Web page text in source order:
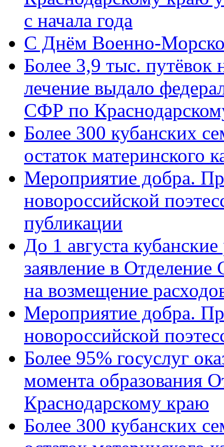
с начала года
C Днём Военно-
Более 3,9 тыс. путёвок
лечение выдало
СФР по
Более 300 кубанских
остаток материнского
Мероприятие добра.
новороссийской
публикации
До 1 августа
заявление в
на возмещение
Мероприятие добра.
новороссийской
Более 95% госуслуг
момента образования
Краснодарскому краю
Более 300 кубанских